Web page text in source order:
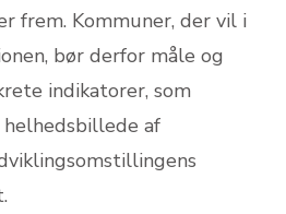
frem. Kommuner, der vil i
bør derfor måle og
indikatorer, som
af